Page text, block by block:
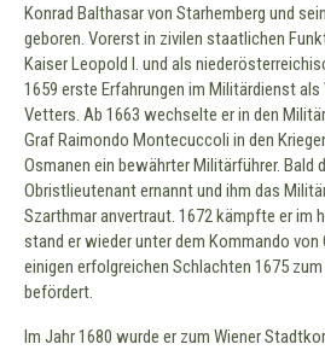
Konrad Balthasar von Starhemberg und
geboren. Vorerst in zivilen staatlichen
Kaiser Leopold I. und als
1659 erste Erfahrungen im Militärdienst
Vetters. Ab 1663 wechselte er in den
Graf Raimondo Montecuccoli in den
Osmanen ein bewährter Militärführer. Bald
Obristlieutenant ernannt und ihm das
Szarthmar anvertraut. 1672 kämpfte er im
stand er wieder unter dem Kommando
einigen erfolgreichen Schlachten 1675
befördert.
Im Jahr 1680 wurde er zum Wiener